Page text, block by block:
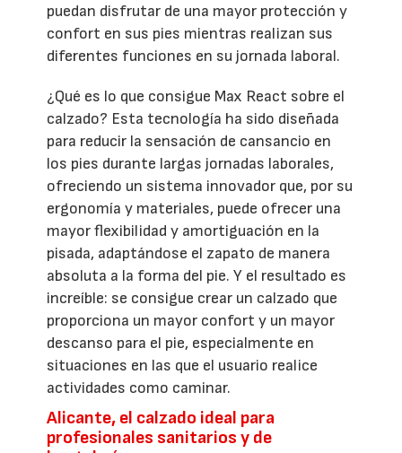
puedan disfrutar de una mayor protección y
confort en sus pies mientras realizan sus
diferentes funciones en su jornada laboral.
¿Qué es lo que consigue Max React sobre el
calzado? Esta tecnología ha sido diseñada
para reducir la sensación de cansancio en
los pies durante largas jornadas laborales,
ofreciendo un sistema innovador que, por su
ergonomía y materiales, puede ofrecer una
mayor flexibilidad y amortiguación en la
pisada, adaptándose el zapato de manera
absoluta a la forma del pie. Y el resultado es
increíble: se consigue crear un calzado que
proporciona un mayor confort y un mayor
descanso para el pie, especialmente en
situaciones en las que el usuario realice
actividades como caminar.
Alicante, el calzado ideal para
profesionales sanitarios y de